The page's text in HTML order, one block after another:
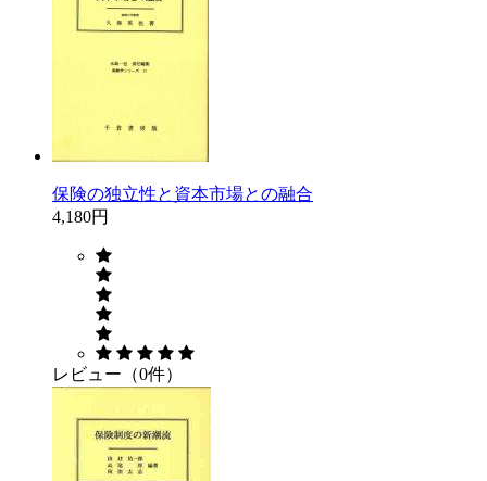
保険の独立性と資本市場との融合
4,180円
レビュー（0件）